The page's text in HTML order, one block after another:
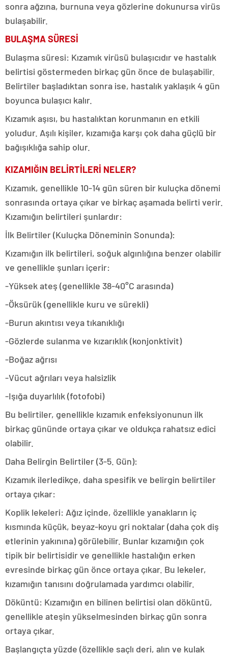
sonra ağzına, burnuna veya gözlerine dokunursa virüs
bulaşabilir.
BULAŞMA SÜRESİ
Bulaşma süresi: Kızamık virüsü bulaşıcıdır ve hastalık
belirtisi göstermeden birkaç gün önce de bulaşabilir.
Belirtiler başladıktan sonra ise, hastalık yaklaşık 4 gün
boyunca bulaşıcı kalır.
Kızamık aşısı, bu hastalıktan korunmanın en etkili
yoludur. Aşılı kişiler, kızamığa karşı çok daha güçlü bir
bağışıklığa sahip olur.
KIZAMIĞIN BELİRTİLERİ NELER?
Kızamık, genellikle 10-14 gün süren bir kuluçka dönemi
sonrasında ortaya çıkar ve birkaç aşamada belirti verir.
Kızamığın belirtileri şunlardır:
İlk Belirtiler (Kuluçka Döneminin Sonunda):
Kızamığın ilk belirtileri, soğuk algınlığına benzer olabilir
ve genellikle şunları içerir:
-Yüksek ateş (genellikle 38-40°C arasında)
-Öksürük (genellikle kuru ve sürekli)
-Burun akıntısı veya tıkanıklığı
-Gözlerde sulanma ve kızarıklık (konjonktivit)
-Boğaz ağrısı
-Vücut ağrıları veya halsizlik
-Işığa duyarlılık (fotofobi)
Bu belirtiler, genellikle kızamık enfeksiyonunun ilk
birkaç gününde ortaya çıkar ve oldukça rahatsız edici
olabilir.
Daha Belirgin Belirtiler (3-5. Gün):
Kızamık ilerledikçe, daha spesifik ve belirgin belirtiler
ortaya çıkar:
Koplik lekeleri: Ağız içinde, özellikle yanakların iç
kısmında küçük, beyaz-koyu gri noktalar (daha çok diş
etlerinin yakınına) görülebilir. Bunlar kızamığın çok
tipik bir belirtisidir ve genellikle hastalığın erken
evresinde birkaç gün önce ortaya çıkar. Bu lekeler,
kızamığın tanısını doğrulamada yardımcı olabilir.
Döküntü: Kızamığın en bilinen belirtisi olan döküntü,
genellikle ateşin yükselmesinden birkaç gün sonra
ortaya çıkar.
Başlangıçta yüzde (özellikle saçlı deri, alın ve kulak